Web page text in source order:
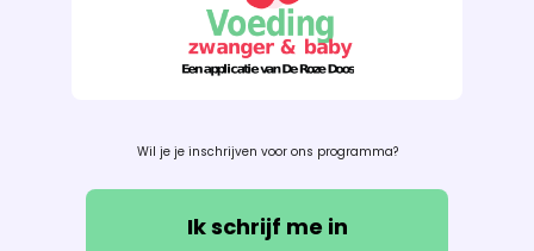
Wil je je inschrijven voor ons programma?
Ik schrijf me in